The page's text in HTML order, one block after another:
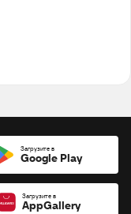
Загрузите в
Google Play
Загрузите в
AppGallery